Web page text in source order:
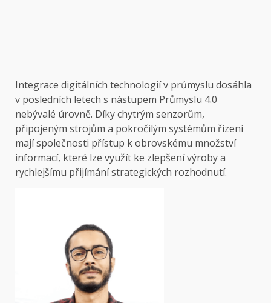
Integrace digitálních technologií v průmyslu dosáhla
v posledních letech s nástupem Průmyslu 4.0
nebývalé úrovně. Díky chytrým senzorům,
připojeným strojům a pokročilým systémům řízení
mají společnosti přístup k obrovskému množství
informací, které lze využít ke zlepšení výroby a
rychlejšímu přijímání strategických rozhodnutí.